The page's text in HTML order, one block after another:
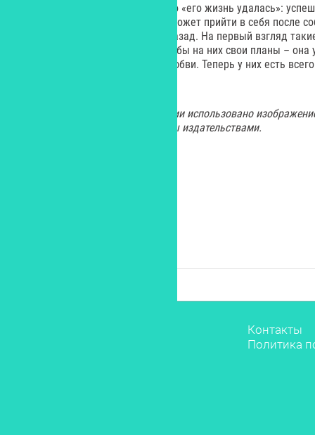
Рори – тот, про кого говорят, что «его жизнь удалась»:
семья. Вот только он никак не может прийти в себя после
накануне Рождества пять лет назад. На первый взгляд
встречаются случайно, но у судьбы на них свои планы –
«шекспировскую» пьесу об их любви. Теперь у них есть
В качестве заходной иллюстрации использовано
Изображения книг предосталены издательствами.
Контакты
Политика